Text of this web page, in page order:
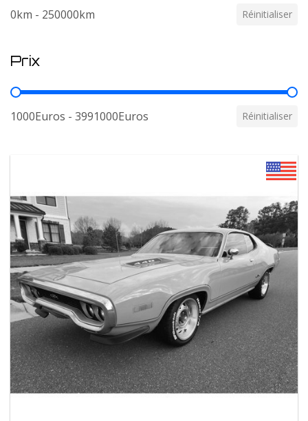
0km - 250000km Réinitialiser
Prix
Prix
1000Euros - 3991000Euros Réinitialiser